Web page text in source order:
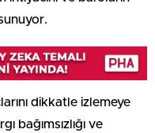
dikkatle izlemeye
bağımsızlığı ve